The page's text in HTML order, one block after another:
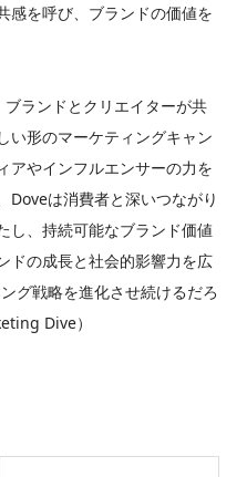
感を呼び、ブランドの価値を
ランドとクリエイターが共
い形のマーケティングキャン
アやインフルエンサーの力を
Doveは消費者と深いつながり
し、持続可能なブランド価値
ドの成長と社会的影響力を広
グ戦略を進化させ続けるだろ
Dive）